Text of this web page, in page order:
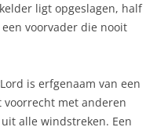
ligt opgeslagen, half
voorvader die nooit
is erfgenaam van een
met anderen
alle windstreken. Een